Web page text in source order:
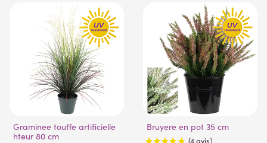
(53 avis)
Graminee touffe artificielle
hteur 80 cm
Bruyere en pot 35 cm